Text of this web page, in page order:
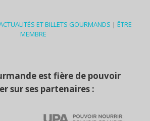
ET BILLETS GOURMANDS | ÊTRE
MEMBRE
est fière de pouvoir
sur ses partenaires :